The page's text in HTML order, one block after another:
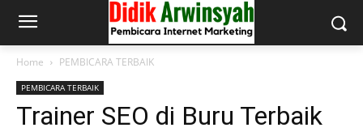
Home PEMBICARA TERBAIK
PEMBICARA TERBAIK
Trainer SEO di Buru Terbaik